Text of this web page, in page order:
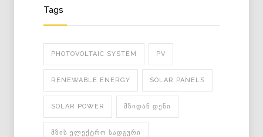
Tags
PHOTOVOLTAIC SYSTEM PV
RENEWABLE ENERGY SOLAR PANELS
SOLAR POWER ᲛᲖᲘᲓᲐᲜ ᲓᲔᲜᲘ
ᲛᲖᲘᲡ ᲔᲚᲔᲥᲢᲠᲝ ᲡᲐᲓᲒᲣᲠᲘ